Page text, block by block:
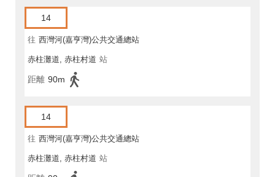
14
往 西灣河(嘉亨灣)公共交通總站
赤柱灘道, 赤柱村道 站
距離 90m
14
往 西灣河(嘉亨灣)公共交通總站
赤柱灘道, 赤柱村道 站